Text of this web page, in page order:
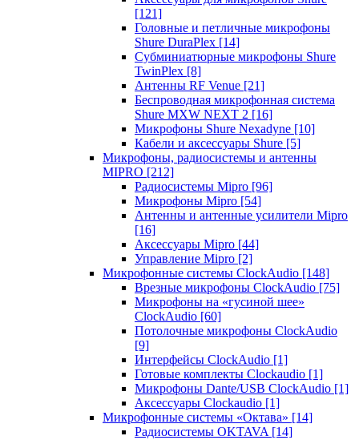
[121]
Головные и петличные микрофоны
Shure DuraPlex [14]
Субминиатюрные микрофоны Shure
TwinPlex [8]
Антенны RF Venue [21]
Беспроводная микрофонная система
Shure MXW NEXT 2 [16]
Микрофоны Shure Nexadyne [10]
Кабели и аксессуары Shure [5]
Микрофоны, радиосистемы и антенны
MIPRO [212]
Радиосистемы Mipro [96]
Микрофоны Mipro [54]
Антенны и антенные усилители Mipro
[16]
Аксессуары Mipro [44]
Управление Mipro [2]
Микрофонные системы ClockAudio [148]
Врезные микрофоны ClockAudio [75]
Микрофоны на «гусиной шее»
ClockAudio [60]
Потолочные микрофоны ClockAudio
[9]
Интерфейсы ClockAudio [1]
Готовые комплекты Clockaudio [1]
Микрофоны Dante/USB ClockAudio [1]
Аксессуары Clockaudio [1]
Микрофонные системы «Октава» [14]
Радиосистемы OKTAVA [14]